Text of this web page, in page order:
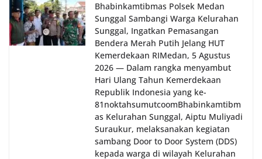
Bhabinkamtibmas Polsek Medan
Sunggal Sambangi Warga Kelurahan
Sunggal, Ingatkan Pemasangan
Bendera Merah Putih Jelang HUT
Kemerdekaan RI‎‎Medan, 5 Agustus
2026 — Dalam rangka menyambut
Hari Ulang Tahun Kemerdekaan
Republik Indonesia yang ke-
81noktahsumutcoomBhabinkamtibm
as Kelurahan Sunggal, Aiptu Muliyadi
Suraukur, melaksanakan kegiatan
sambang Door to Door System (DDS)
kepada warga di wilayah Kelurahan